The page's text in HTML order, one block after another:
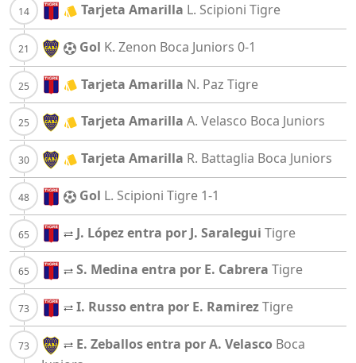
Tarjeta Amarilla L. Scipioni Tigre
Gol K. Zenon Boca Juniors 0-1
Tarjeta Amarilla N. Paz Tigre
Tarjeta Amarilla A. Velasco Boca Juniors
Tarjeta Amarilla R. Battaglia Boca Juniors
Gol L. Scipioni Tigre 1-1
J. López entra por J. Saralegui Tigre
S. Medina entra por E. Cabrera Tigre
I. Russo entra por E. RamirezTigre
E. Zeballos entra por A. Velasco Boca